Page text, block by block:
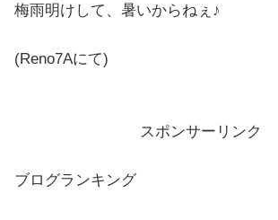
梅雨明けして、暑いからねぇ♪
(Reno7Aにて)
スポンサーリンク
ブログランキング